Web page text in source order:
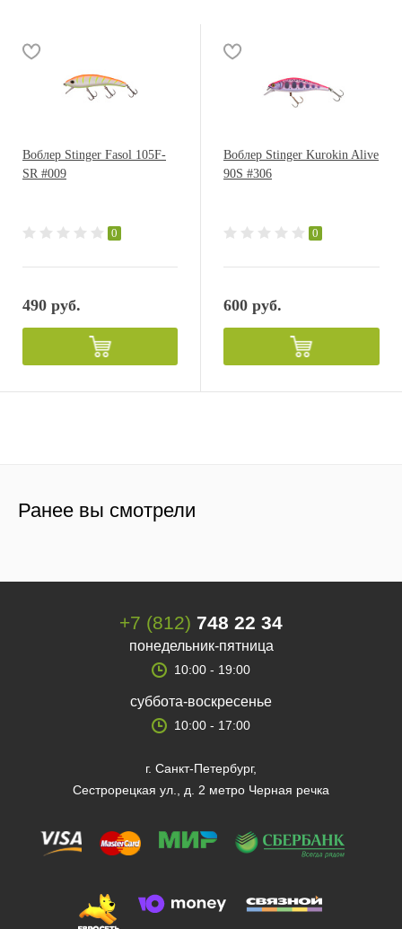
Воблер Stinger Fasol 105F-
SR #009
0
490 руб.
Воблер Stinger Kurokin Alive
90S #306
0
600 руб.
Ранее вы смотрели
+7 (812) 748 22 34
понедельник-пятница
10:00 - 19:00
суббота-воскресенье
10:00 - 17:00
г. Санкт-Петербург,
Сестрорецкая ул., д. 2 метро Черная речка